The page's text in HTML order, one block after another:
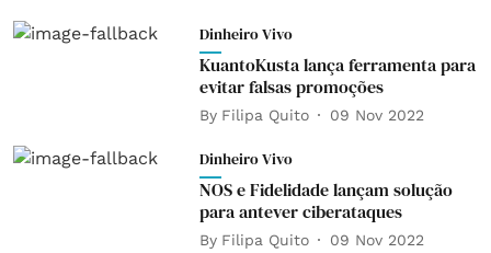
Dinheiro Vivo
KuantoKusta lança ferramenta para
evitar falsas promoções
By Filipa Quito 09 Nov 2022
Dinheiro Vivo
NOS e Fidelidade lançam solução
para antever ciberataques
By Filipa Quito 09 Nov 2022